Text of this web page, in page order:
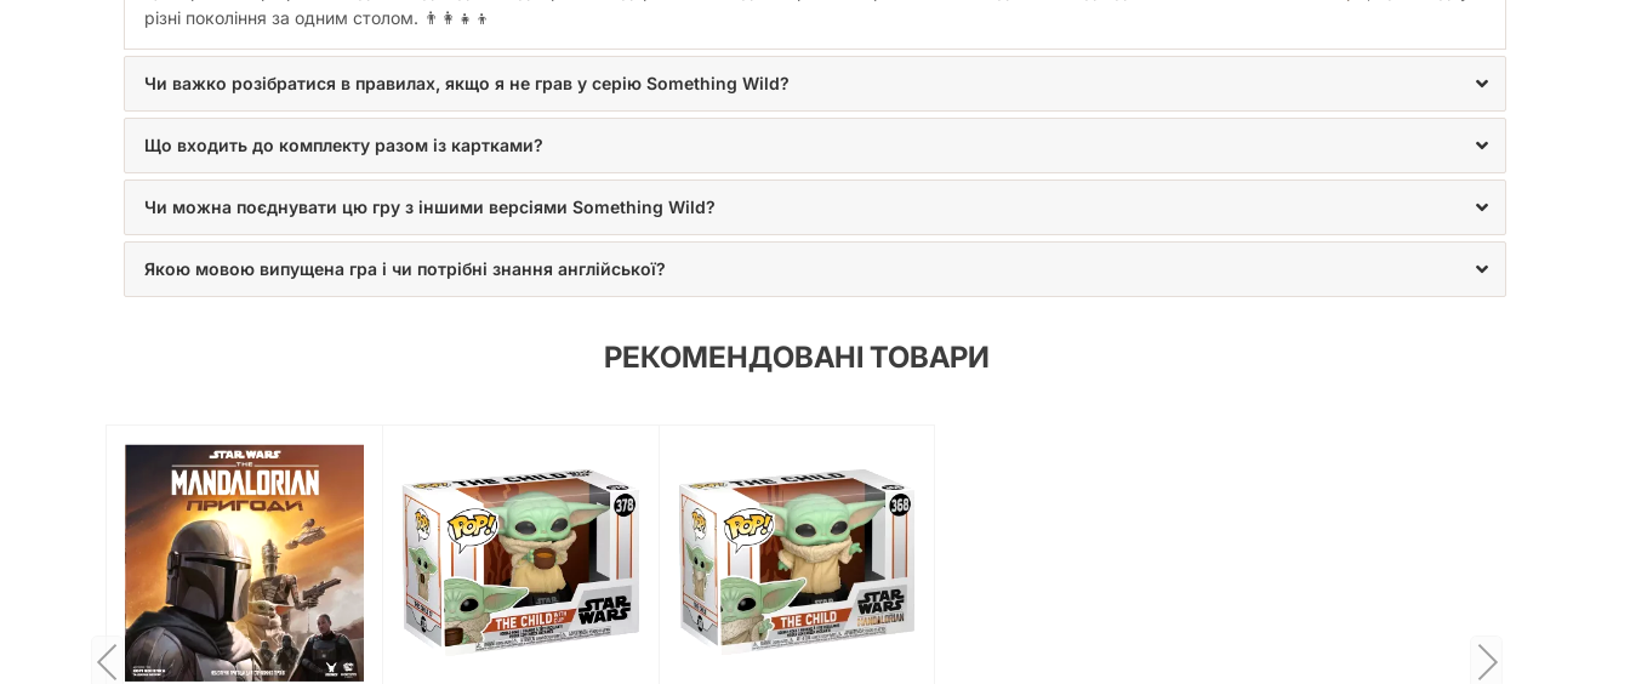
різні покоління за одним столом. 👨‍👩‍👧‍👦
Чи важко розібратися в правилах, якщо я не грав у серію Something Wild?
Що входить до комплекту разом із картками?
Чи можна поєднувати цю гру з іншими версіями Something Wild?
Якою мовою випущена гра і чи потрібні знання англійської?
РЕКОМЕНДОВАНІ ТОВАРИ